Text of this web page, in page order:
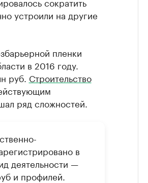
устроили на другие
пленки
в 2016 году.
руб. Строительство
ряд сложностей.
в
деятельности —
и профилей.